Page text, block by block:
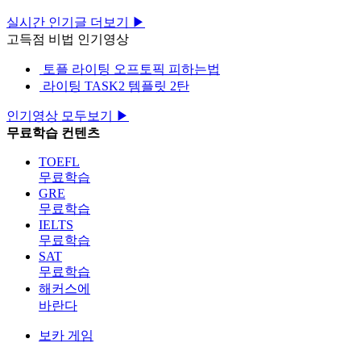
실시간 인기글 더보기 ▶
고득점 비법 인기영상
토플 라이팅 오프토픽 피하는법
라이팅 TASK2 템플릿 2탄
인기영상 모두보기 ▶
무료학습 컨텐츠
TOEFL
무료학습
GRE
무료학습
IELTS
무료학습
SAT
무료학습
해커스에
바란다
보카 게임